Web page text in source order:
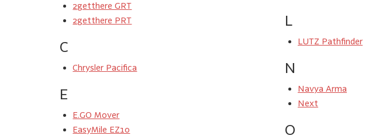
2getthere GRT
2getthere PRT
C
Chrysler Pacifica
E
E.GO Mover
EasyMile EZ10
L
LUTZ Pathfinder
N
Navya Arma
Next
O